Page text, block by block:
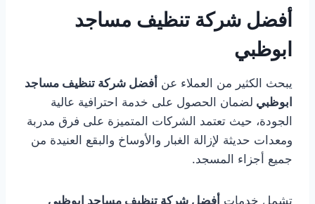
أفضل شركة تنظيف مساجد
ابوظبي
يبحث الكثير من العملاء عن أفضل شركة تنظيف مساجد
ابوظبي لضمان الحصول على خدمة احترافية عالية
الجودة، حيث تعتمد الشركات المتميزة على فرق مدربة
ومعدات حديثة لإزالة الغبار والأوساخ والبقع العنيدة من
جميع أجزاء المسجد.
تشمل خدمات أفضل شركة تنظيف مساجد ابوظبي